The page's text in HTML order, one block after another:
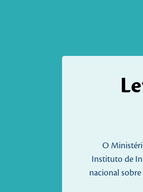
O
Instituto de
nacional